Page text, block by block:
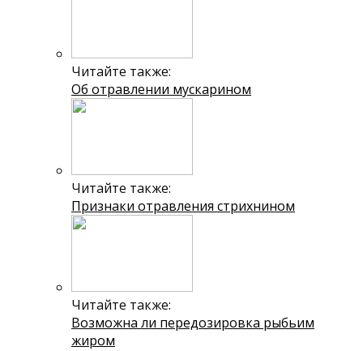
Читайте также:
Об отравлении мускарином
Читайте также:
Признаки отравления стрихнином
Читайте также:
Возможна ли передозировка рыбьим
жиром